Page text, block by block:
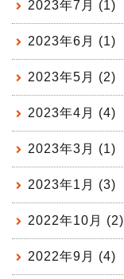
2023年7月 (1)
2023年6月 (1)
2023年5月 (2)
2023年4月 (4)
2023年3月 (1)
2023年1月 (3)
2022年10月 (2)
2022年9月 (4)